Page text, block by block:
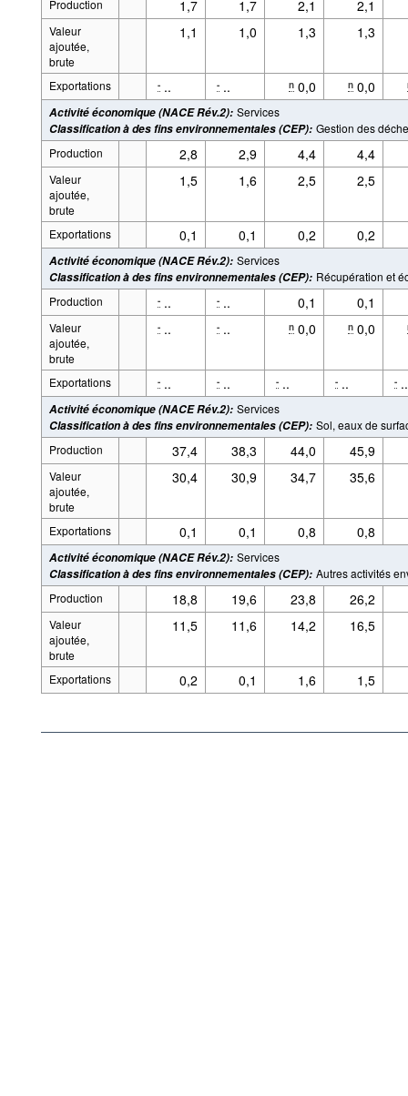
Production 1,7 1,7 2,1 2,1
Valeur
ajoutée,
brute
1,1 1,0 1,3 1,3
Exportations - .. - .. n 0,0 n 0,0
Activité économique (NACE Rév.2): Services
Classification à des fins environnementales (CEP): Gestion des
Production
2,8 2,9 4,4 4,4
Valeur
ajoutée,
brute
1,5 1,6 2,5 2,5
Exportations 0,1 0,1 0,2 0,2
Activité économique (NACE Rév.2): Services
Classification à des fins environnementales (CEP): Récupération et
Production
- .. - .. 0,1 0,1
Valeur
ajoutée,
brute
- .. - .. n 0,0 n 0,0
Exportations - .. - .. - .. - .. - ..
Activité économique (NACE Rév.2): Services
Classification à des fins environnementales (CEP): Sol, eaux de
Production
37,4 38,3 44,0 45,9
Valeur
ajoutée,
brute
30,4 30,9 34,7 35,6
Exportations 0,1 0,1 0,8 0,8
Activité économique (NACE Rév.2): Services
Classification à des fins environnementales (CEP): Autres activités
Production
18,8 19,6 23,8 26,2
Valeur
ajoutée,
brute
11,5 11,6 14,2 16,5
Exportations 0,2 0,1 1,6 1,5